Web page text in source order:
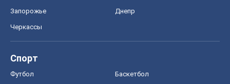
Запорожье Днепр
Черкассы
Спорт
Футбол Баскетбол